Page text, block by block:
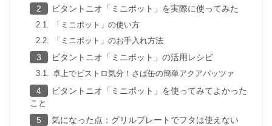
ビタントニオ「ミニポット」を実際に使ってみた
「ミニポット」の使い方
「ミニポット」のお手入れ方法
ビタントニオ「ミニポット」の活用レシピ
卓上でビストロ気分！さば缶の簡単アクアパッツァ
ビタントニオ「ミニポット」を使ってみてよかった
こと
気になった点：グリルプレートでフタは使えない